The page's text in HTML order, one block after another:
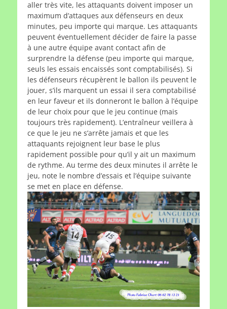
aller très vite, les attaquants doivent imposer un
maximum d’attaques aux défenseurs en deux
minutes, peu importe qui marque. Les attaquants
peuvent éventuellement décider de faire la passe
à une autre équipe avant contact afin de
surprendre la défense (peu importe qui marque,
seuls les essais encaissés sont comptabilisés). Si
les défenseurs récupèrent le ballon ils peuvent le
jouer, s’ils marquent un essai il sera comptabilisé
en leur faveur et ils donneront le ballon à l’équipe
de leur choix pour que le jeu continue (mais
toujours très rapidement). L’entraîneur veillera à
ce que le jeu ne s’arrête jamais et que les
attaquants rejoignent leur base le plus
rapidement possible pour qu’il y ait un maximum
de rythme. Au terme des deux minutes il arrête le
jeu, note le nombre d’essais et l’équipe suivante
se met en place en défense.